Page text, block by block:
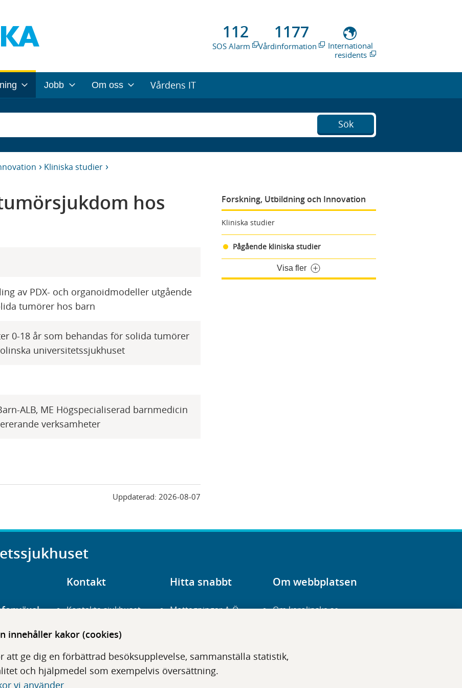
innehåller kakor (cookies)
att ge dig en förbättrad besöksupplevelse, sammanställa statistik,
och hjälpmedel som exempelvis översättning.
vi använder
112
SOS Alarm
1177
Vårdinformation
International
residents
Jobb Om oss Vårdens IT
Sök
Kliniska studier
Forskning, Utbildning och Innovation
Kliniska studier
Pågående kliniska studier
Visa fler
hos
av PDX- och organoidmodeller utgående
tumörer hos barn
0-18 år som behandas för solida tumörer
universitetssjukhuset
ALB, ME Högspecialiserad barnmedicin
verksamheter
Uppdaterad:2026-08-07
3
Kontakt
Kontakta sjukhuset
Hitta hit
Press
Hitta snabbt
Mottagningar A-Ö
Digitala tjänster
Om webbplatsen
Om karolinska.se
Tillgänglighet